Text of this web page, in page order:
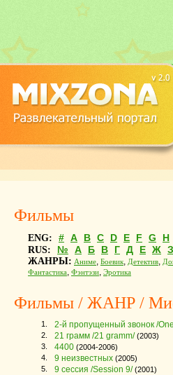
Фильмы
ENG: # A B C D E F G H
RUS: № А Б В Г Д Е Ж З
ЖАНРЫ: Аниме, Боевик, Детектив,
Фантастика, Фэнтэзи, Эротика
Фильмы / ЖАНР /
1. 2-й пропущенный звонок /
2.
21 грамм /21 gramm/(2003)
3.
4400 (2004-2006)
4.
9 неизвестных (2005)
5.
9 сессия /Session 9/(2001)